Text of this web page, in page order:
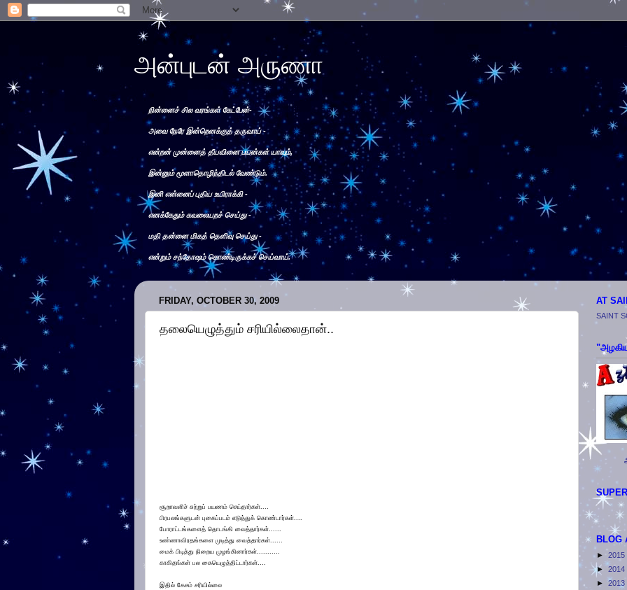
அன்புடன் அருணா
நின்னைச் சில வரங்கள் கேட்பேன்-
அவை நேரே இன்றெனக்குத் தருவாய் -
என்றன் முன்னைத் தீயவினை பயன்கள் யாவும்,
இன்னும் மூளாதொழிந்திடல் வேண்டும்.
இனி என்னைப் புதிய உயிராக்கி -
எனக்கேதும் கவலையறச் செய்து -
மதி தன்னை மிகத் தெளிவு செய்து -
என்றும் சந்தோஷம் கொண்டிருக்கச் செய்வாய்.
FRIDAY, OCTOBER 30, 2009
தலையெழுத்தும் சரியில்லைதான்..
சூறாவளிச் சுற்றுப் பயணம் செய்தார்கள்....
பிரபலங்களுடன் புகைப்படம் எடுத்துக் கொண்டார்கள்....
போராட்டங்களைத் தொடங்கி வைத்தார்கள்......
உண்ணாவிரதங்களை முடித்து வைத்தார்கள்......
மைக் பிடித்து நிறைய முழங்கினார்கள்...........
காகிதங்கள் பல கையெழுத்திட்டார்கள்....
இதில் கேசம் சரியில்லை
AT
SAINT
BLOG
► 2015
► 2014
► 2013